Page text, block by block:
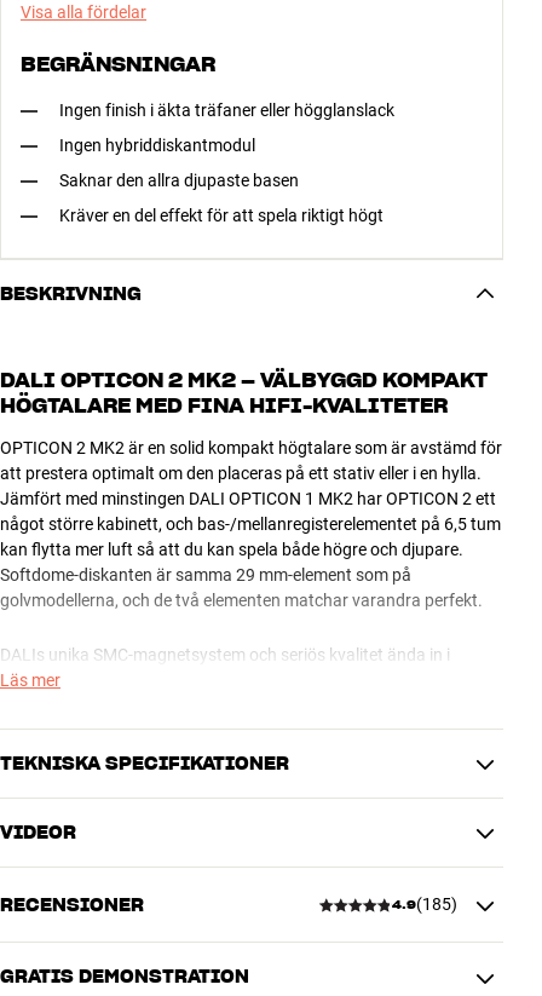
Visa alla fördelar
BEGRÄNSNINGAR
Ingen finish i äkta träfaner eller högglanslack
Ingen hybriddiskantmodul
Saknar den allra djupaste basen
Kräver en del effekt för att spela riktigt högt
BESKRIVNING
DALI OPTICON 2 MK2 – VÄLBYGGD KOMPAKT
HÖGTALARE MED FINA HIFI-KVALITETER
OPTICON 2 MK2 är en solid kompakt högtalare som är avstämd för
att prestera optimalt om den placeras på ett stativ eller i en hylla.
Jämfört med minstingen DALI OPTICON 1 MK2 har OPTICON 2 ett
något större kabinett, och bas-/mellanregisterelementet på 6,5 tum
kan flytta mer luft så att du kan spela både högre och djupare.
Softdome-diskanten är samma 29 mm-element som på
golvmodellerna, och de två elementen matchar varandra perfekt.
DALIs unika SMC-magnetsystem och seriös kvalitet ända in i
minsta detalj gör att OPTICON 2 MK2 kan leverera en ytterst ren,
större och dyrare högtalare. Om ditt behov och din budget pekar
mot en mellanstor stativhögtalare med höga prestanda till ett
DALI OPTICON 2 MK2 finns med finish i vit matt (Satin White), svart
ÄNNU BÄTTRE
OPTICON MK2 är en komplett högtalarserie som till ett överkomligt
pris ger dig imponerande hifi-prestanda till både filmljud och musik.
Läs mer
TEKNISKA SPECIFIKATIONER
Kabinettkonstruktion
Basreflex
Delningsfrekvens
VIDEOR
RECENSIONER 4.9(185)
GRATIS DEMONSTRATION